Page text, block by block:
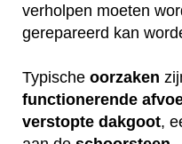
verholpen moeten
gerepareerd kan
Typische oorzaken
functionerende
verstopte dakgoot,